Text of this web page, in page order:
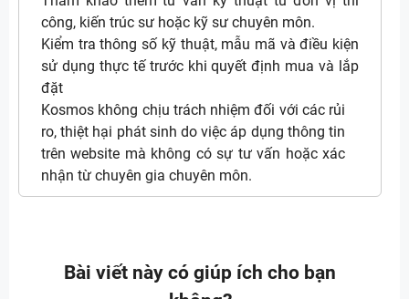
công, kiến trúc sư hoặc kỹ sư chuyên môn.
Kiểm tra thông số kỹ thuật, mẫu mã và điều kiện
sử dụng thực tế trước khi quyết định mua và lắp
đặt
Kosmos không chịu trách nhiệm đối với các rủi
ro, thiệt hại phát sinh do việc áp dụng thông tin
trên website mà không có sự tư vấn hoặc xác
nhận từ chuyên gia chuyên môn.
Bài viết này có giúp ích cho bạn